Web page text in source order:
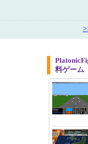
料ゲーム